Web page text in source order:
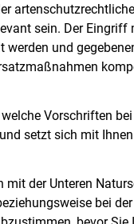
artenschutzrechtliche
sein. Der Eingriff
werden und
Vorschriften
setzt sich mit
mit der Unteren
bei der